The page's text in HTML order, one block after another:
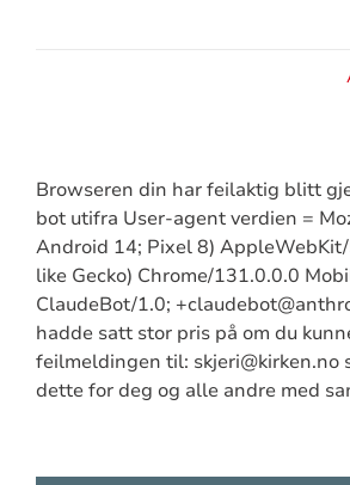
Browseren din har feilaktig blitt
bot utifra User-agent verdien =
Android 14; Pixel 8)
like Gecko) Chrome/131.0.0.0
ClaudeBot/1.0;
hadde satt stor pris på om du
feilmeldingen til: skjeri@kirken.no
dette for deg og alle andre med